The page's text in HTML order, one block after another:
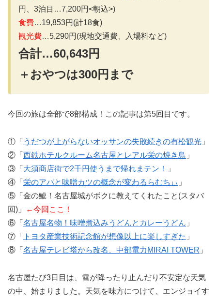
円、3泊目…7,200円<朝込>)
食費…19,853円(計18食)
観光費…5,290円(現地交通費、入場料など)
合計…60,643円
＋おやつは300円まで
今回の旅は全部で8部構成！この記事は第5回目です。
①「 うだつが上がらないオッサンの失敗続きの有松観光 」
②「 西鉄ホテルクルーム名古屋とレアル栄の焼き鳥 」
③「 大須商店街で2千円使うまで帰れまテン！
」
④「 栄のアパと味噌カツの概念が変わるらむちぃ 」
⑤「金の鯱！名古屋城がボクに教えてくれたこと(スタバ
回)」
←今回ここ！
⑥「 名古屋名物！味噌煮込みうどんとカレーうどん 」
⑦「
トヨタ産業技術記念館が想像以上に楽しすぎた 」
⑧「 名古屋テレビ塔から改名、中部電力MIRAI TOWER 」
名古屋たび3日目は、雪が降ったり止んだり不安定な天気
の中、始まりました。天気を味方につけて、エンジョイす